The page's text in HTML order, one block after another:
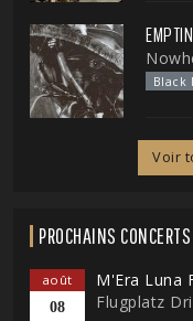
Black
Voir
PROCHAINS CONCERTS
août
08
M'Era Luna
Flugplatz